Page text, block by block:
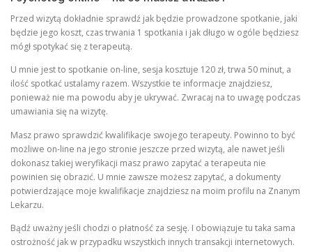
Przed wizytą dokładnie sprawdź jak będzie prowadzone spotkanie, jaki
będzie jego koszt, czas trwania 1 spotkania i jak długo w ogóle będziesz
mógł spotykać się z terapeutą.
U mnie jest to spotkanie on-line, sesja kosztuje 120 zł, trwa 50 minut, a
ilość spotkać ustalamy razem. Wszystkie te informacje znajdziesz,
ponieważ nie ma powodu aby je ukrywać. Zwracaj na to uwagę podczas
umawiania się na wizytę.
Masz prawo sprawdzić kwalifikacje swojego terapeuty. Powinno to być
możliwe on-line na jego stronie jeszcze przed wizytą, ale nawet jeśli
dokonasz takiej weryfikacji masz prawo zapytać a terapeuta nie
powinien się obrazić. U mnie zawsze możesz zapytać, a dokumenty
potwierdzające moje kwalifikacje znajdziesz na moim profilu na Znanym
Lekarzu.
Bądź uważny jeśli chodzi o płatność za sesję. I obowiązuje tu taka sama
ostrożność jak w przypadku wszystkich innych transakcji internetowych.